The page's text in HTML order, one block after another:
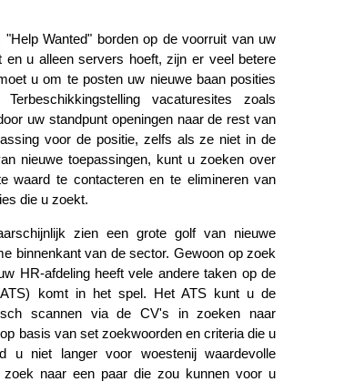
Wanted" borden op de voorruit van uw
en u alleen servers hoeft, zijn er veel betere
u om te posten uw nieuwe baan posities
vacaturesites zoals
uw standpunt openingen naar de rest van
voor de positie, zelfs als ze niet in de
nieuwe toepassingen, kunt u zoeken over
waard te contacteren en te elimineren van
die u zoekt.
zien een grote golf van nieuwe
binnenkant van de sector. Gewoon op zoek
HR-afdeling heeft vele andere taken op de
komt in het spel. Het ATS kunt u de
scannen via de CV's in zoeken naar
basis van set zoekwoorden en criteria die u
u niet langer voor woestenij waardevolle
naar een paar die zou kunnen voor u